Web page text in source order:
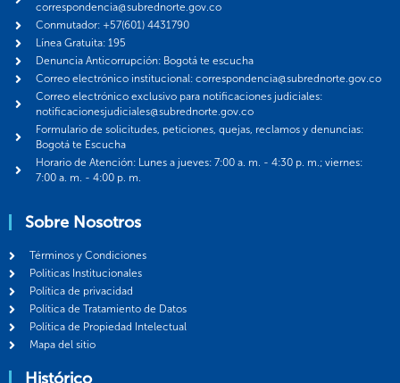
correspondencia@subrednorte.gov.co
Conmutador: +57(601) 4431790
Línea Gratuita: 195
Denuncia Anticorrupción: Bogotá te escucha
Correo electrónico institucional: correspondencia@subrednorte.gov.co
Correo electrónico exclusivo para notificaciones judiciales:
notificacionesjudiciales@subrednorte.gov.co
Formulario de solicitudes, peticiones, quejas, reclamos y denuncias:
Bogotá te Escucha
Horario de Atención: Lunes a jueves: 7:00 a. m. - 4:30 p. m.; viernes:
7:00 a. m. - 4:00 p. m.
Sobre Nosotros
Términos y Condiciones
Politicas Institucionales
Política de privacidad
Política de Tratamiento de Datos
Política de Propiedad Intelectual
Mapa del sitio
Histórico